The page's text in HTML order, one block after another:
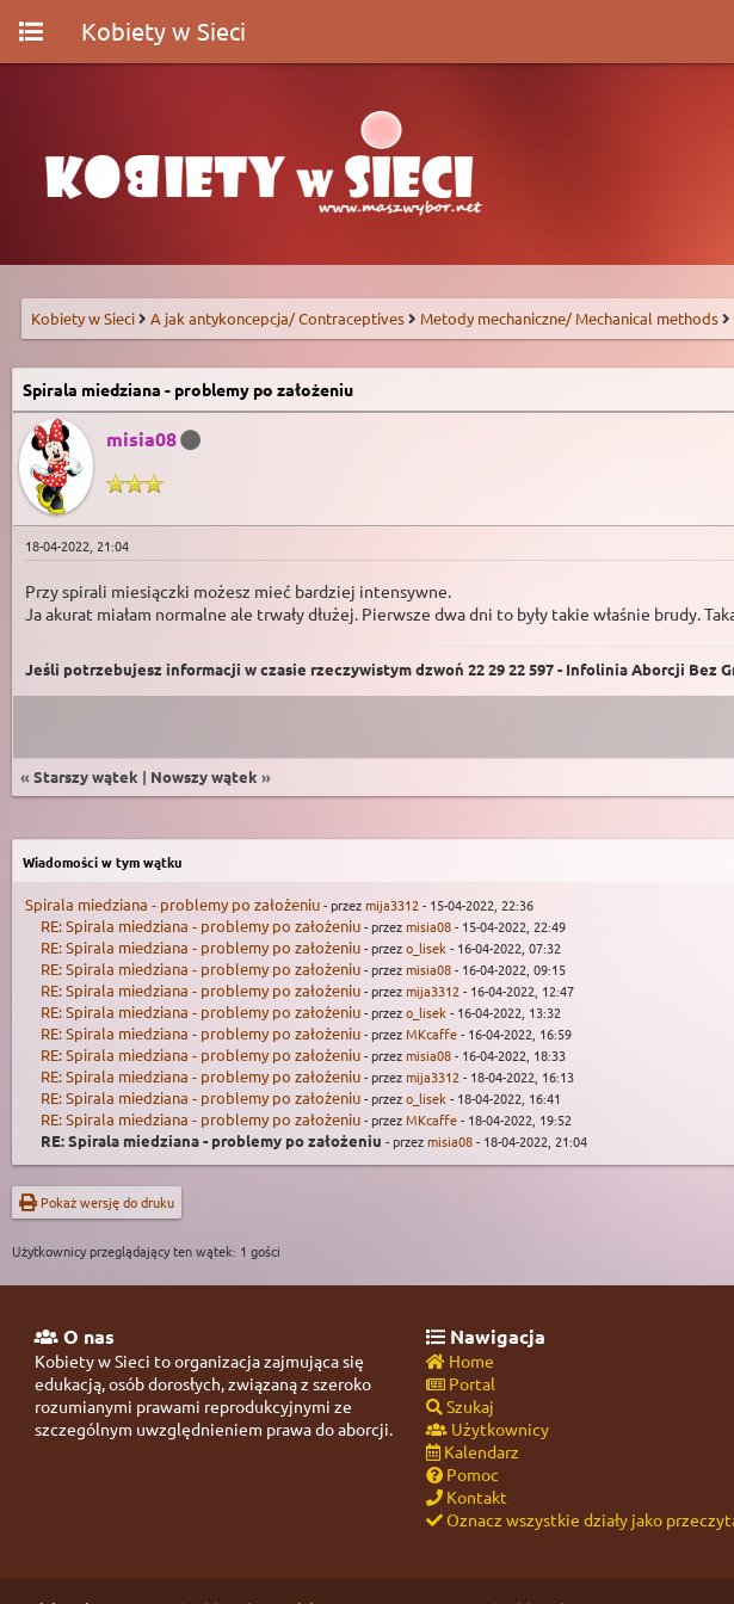
Kobiety w Sieci
Kobiety w Sieci A jak antykoncepcja/ Contraceptives Metody mechaniczne/ Mechanical methods
Spirala miedziana - problemy po założeniu
misia08
18-04-2022, 21:04
Przy spirali miesiączki możesz mieć bardziej intensywne.
Ja akurat miałam normalne ale trwały dłużej. Pierwsze dwa dni to były takie właśnie brudy.
Jeśli potrzebujesz informacji w czasie rzeczywistym dzwoń 22 29 22 597 - Infolinia Aborcji Bez
« Starszy wątek | Nowszy wątek »
Wiadomości w tym wątku
Spirala miedziana - problemy po założeniu- przezmija3312 - 15-04-2022, 22:36
RE: Spirala miedziana - problemy po założeniu- przezmisia08- 15-04-2022, 22:49
RE: Spirala miedziana - problemy po założeniu- przezo_lisek - 16-04-2022, 07:32
RE: Spirala miedziana - problemy po założeniu- przezmisia08- 16-04-2022, 09:15
RE: Spirala miedziana - problemy po założeniu- przezmija3312 - 16-04-2022, 12:47
RE: Spirala miedziana - problemy po założeniu- przezo_lisek - 16-04-2022, 13:32
RE: Spirala miedziana - problemy po założeniu- przezMKcaffe- 16-04-2022, 16:59
RE: Spirala miedziana - problemy po założeniu- przezmisia08- 16-04-2022, 18:33
RE: Spirala miedziana - problemy po założeniu- przezmija3312 - 18-04-2022, 16:13
RE: Spirala miedziana - problemy po założeniu- przezo_lisek - 18-04-2022, 16:41
RE: Spirala miedziana - problemy po założeniu- przezMKcaffe- 18-04-2022, 19:52
RE: Spirala miedziana - problemy po założeniu - przezmisia08- 18-04-2022, 21:04
Pokaż wersję do druku
Użytkownicy przeglądający ten wątek: 1 gości
O nas
Kobiety w Sieci to organizacja zajmująca się
edukacją, osób dorosłych, związaną z szeroko
rozumianymi prawami reprodukcyjnymi ze
szczególnym uwzględnieniem prawa do aborcji.
Nawigacja
Home
Portal
Szukaj
Użytkownicy
Kalendarz
Pomoc
Kontakt
Oznacz wszystkie działy jako